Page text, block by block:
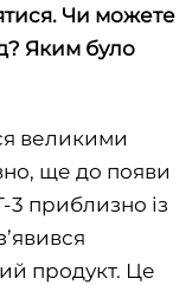
Чи можете
Яким було
великими
ще до появи
3 приблизно із
продукт. Це